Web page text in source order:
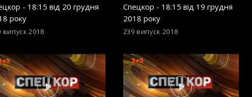
- 18:15 від 20 грудня
року
випуск 2018
Спецкор - 18:15 від 19 грудня
2018 року
239 випуск 2018